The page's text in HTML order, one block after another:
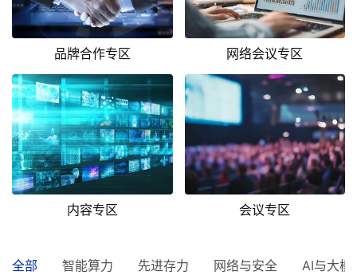
品牌合作专区 网络会议专区
内容专区 会议专区
全部 智能算力 先进存力 网络与安全 AI与大模